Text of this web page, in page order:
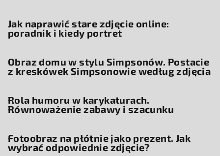
Jak naprawić stare zdjęcie online:
poradnik i kiedy portret
Obraz domu w stylu Simpsonów. Postacie
z kreskówek Simpsonowie według zdjęcia
Rola humoru w karykaturach.
Równoważenie zabawy i szacunku
Fotoobraz na płótnie jako prezent. Jak
wybrać odpowiednie zdjęcie?